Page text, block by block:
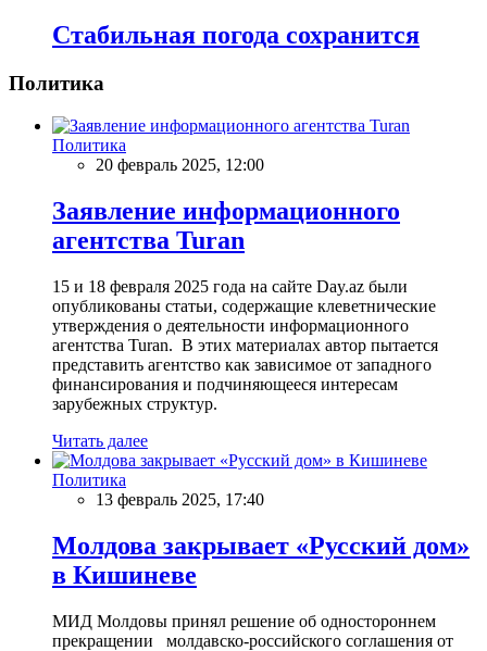
Стабильная погода сохранится
Политика
Политика
20 февраль 2025, 12:00
Заявление информационного
агентства Turan
15 и 18 февраля 2025 года на сайте Day.az были
опубликованы статьи, содержащие клеветнические
утверждения о деятельности информационного
агентства Turan. В этих материалах автор пытается
представить агентство как зависимое от западного
финансирования и подчиняющееся интересам
зарубежных структур.
Читать далее
Политика
13 февраль 2025, 17:40
Молдова закрывает «Русский дом»
в Кишиневе
МИД Молдовы принял решение об одностороннем
прекращении молдавско-российского соглашения от